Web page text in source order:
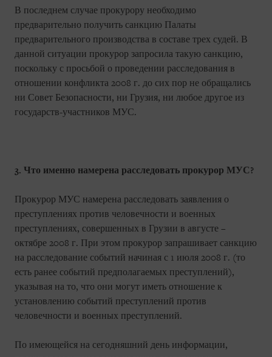
В последнем случае прокурору необходимо
предварительно получить санкцию Палаты
предварительного производства в составе трех судей. В
данной ситуации прокурор запросила такую санкцию,
поскольку с просьбой о проведении расследования в
отношении конфликта 2008 г. до сих пор не обращались
ни Совет Безопасности, ни Грузия, ни любое другое из
государств-участников МУС.
3. Что именно намерена расследовать прокурор МУС?
Прокурор МУС намерена расследовать заявления о
преступлениях против человечности и военных
преступлениях, совершенных в Грузии в августе –
октябре 2008 г. При этом прокурор запрашивает санкцию
на расследование событий начиная с 1 июля 2008 г. (то
есть ранее событий предполагаемых преступлений),
указывая на то, что они могут иметь отношение к
установлению событий преступлений против
человечности и военных преступлений.
По имеющейся на сегодняшний день информации,